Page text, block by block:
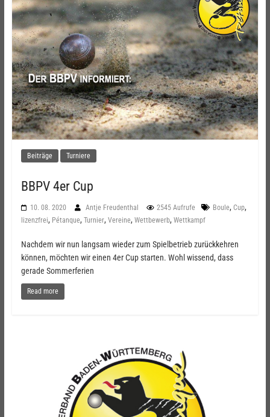
Beiträge Turniere
BBPV 4er Cup
10. 08. 2020 Antje Freudenthal 2545 Aufrufe Boule, Cup,
lizenzfrei, Pétanque, Turnier, Vereine, Wettbewerb, Wettkampf
Nachdem wir nun langsam wieder zum Spielbetrieb zurückkehren
können, möchten wir einen 4er Cup starten. Wohl wissend, dass
gerade Sommerferien
Read more